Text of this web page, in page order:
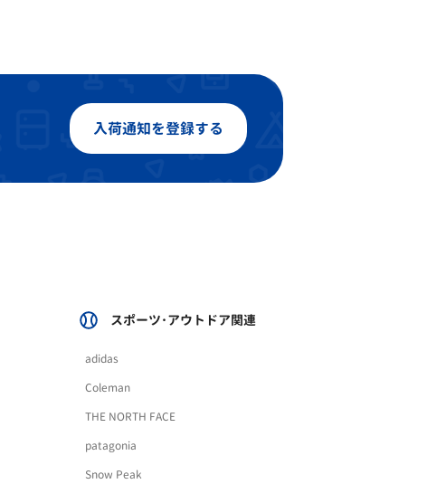
入荷通知を登録する
スポーツ･アウトドア関連
adidas
Coleman
THE NORTH FACE
patagonia
Snow Peak